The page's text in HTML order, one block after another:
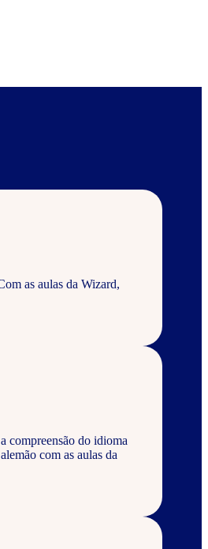
as aulas da Wizard,
compreensão do idioma
com as aulas da